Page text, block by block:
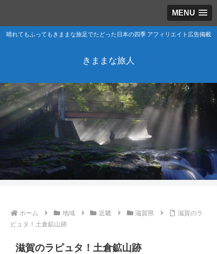
MENU
晴れてもふってもきままな旅足でたどった日本の四季 アフィリエイト広告掲載
きままな旅人
ホーム 地域 近畿 滋賀県
滋賀のラ
ピュタ！土倉鉱山跡
滋賀のラピュタ！土倉鉱山跡